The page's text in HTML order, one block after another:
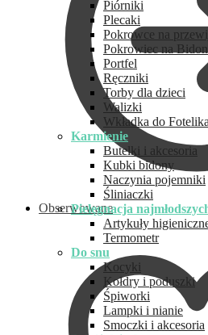
Obserwowane
Piórniki
Plecaki
Pokrowce na
Pokrowiec na Bidon
Portfel
Ręczniki
Torby dla dzieci
Walizki
Wkładka do
Karmienie
Butelki i akcesoria
Kubki bidony
Naczynia pojemniki
Śliniaczki
Pielęgnacja
Artykuły
Termometr
Do snu
Kocyki
Kołdry i poduszki
Śpiworki
Lampki i nianie
Smoczki i akcesoria